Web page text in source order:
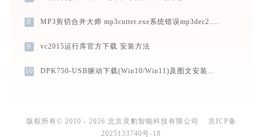
8 MP3剪切合并大师 mp3cutter.exe系统错误mp3dec2.dll丢失如何解决
9 vc2015运行库官方下载 安装方法
10 DPK750-USB驱动下载(Win10/Win11)及图文安装教程
版权所有© 2010 - 2026 北京灵豹智能科技有限公司
京ICP备
2025133740号-18